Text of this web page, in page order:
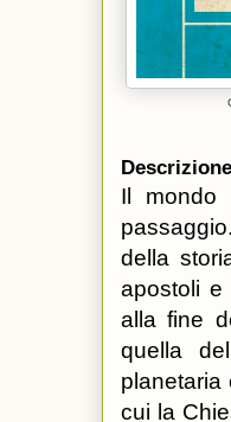
Il mondo
della
apostoli e
alla fine
quella
planetaria
cui la